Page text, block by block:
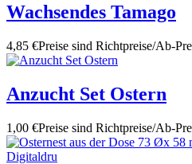
Wachsendes Tamago
4,85 €Preise sind Richtpreise/Ab-
Anzucht Set Ostern
1,00 €Preise sind Richtpreise/Ab-